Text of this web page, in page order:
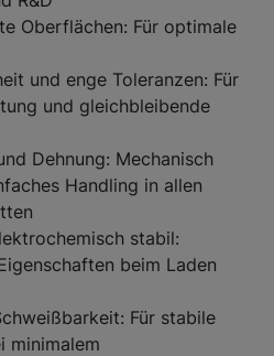
Oberflächen: Für optimale
und enge Toleranzen: Für
und gleichbleibende
Dehnung: Mechanisch
Handling in allen
stabil:
beim Laden
Für stabile
minimalem